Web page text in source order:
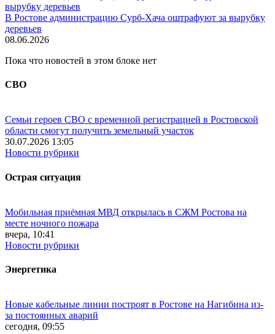
В Ростове администрацию Сурб-Хача оштрафуют за вырубку
деревьев
08.06.2026
Пока что новостей в этом блоке нет
СВО
Семьи героев СВО с временной регистрацией в Ростовской
области смогут получить земельный участок
30.07.2026 13:05
Новости рубрики
Острая ситуация
Мобильная приёмная МВД открылась в СЖМ Ростова на
месте ночного пожара
вчера, 10:41
Новости рубрики
Энергетика
Новые кабельные линии построят в Ростове на Нагибина из-
за постоянных аварий
сегодня, 09:55